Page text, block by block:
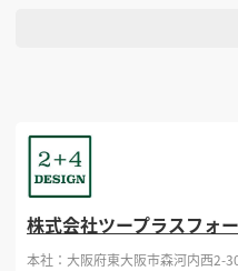
店舗開業・改装を
大分県
株式会社ツープラスフォ
本社：大阪府東大阪市森河内西2-